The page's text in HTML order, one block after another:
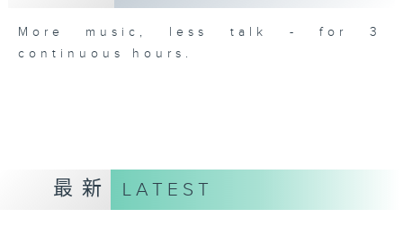
More music, less talk - for 3
continuous hours.
最新 LATEST